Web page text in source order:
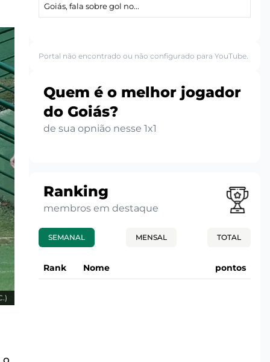
Goiás, fala sobre gol no...
Portal não encontrado ou não configurado para YouTube.
Quem é o melhor jogador
do Goiás?
de sua opnião nesse 1x1
Ranking
membros em destaque
SEMANAL MENSAL TOTAL
Rank Nome pontos